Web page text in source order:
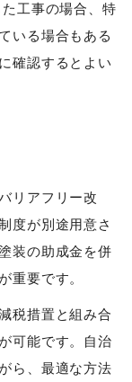
工事の場合、特
いる場合もある
確認するとよい
リアフリー改
度が別途用意さ
装の助成金を併
重要です。
税措置と組み合
可能です。自治
ら、最適な方法